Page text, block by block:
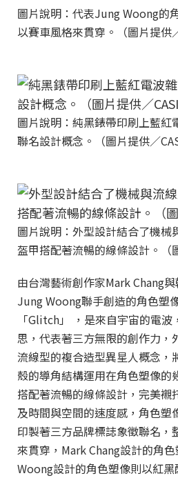
圖片說明：代表Jung Woong的
以賽車風格來貫穿。（圖片提供
圖片說明：純黑錶帶印刷上藍紅
聯名設計概念。（圖片提供／
圖片說明：外型設計結合了機械
盔甲搭配著流暢的線條設計。（
由台灣藝術創作家Mark Chang
Jung Woong聯手創造的角色塑
「Glitch」 ，是來自宇宙的電
思，代表著三方無限的創作力，
流線型的複合造型異星人概念，
殼的導角結構運用在角色塑像的
搭配著流暢的線條設計，完美襯
及時間與空間的速度感，角色塑
印製著三方品牌標誌象徵聯名，
來貫穿，Mark Chang設計的角
Woong設計的角色塑像則以紅